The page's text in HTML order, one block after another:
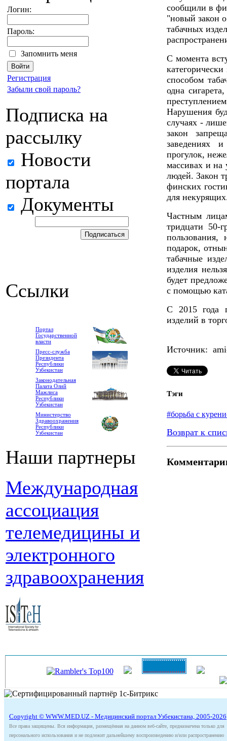
Логин:
Пароль:
Запомнить меня
Регистрация
Забыли свой пароль?
Подписка на
рассылку
Новости
портала
Документы
Ссылки
Портал
Государственной
власти
Пресс-служба
Президента
Республики
Узбекистан
Законодательная
Палата Олий
Мажлиса
Республики
Узбекистан
Министерство
Здравоохранения
Республики
Узбекистан
Наши партнеры
Международная
ассоциация
телемедицины и
электронного
здравоохранения
сообщили в
"новый закон
табачных
С момента
способом
одна
Нарушения
случаях -
закон
заведениях
прогулок,
массивах и
людей. Закон
финских
для
Частным
тридцати 50-
подарок,
табачные
изделия
будет
с помощью
С 2015 года
изделий в
Источник:
Тэги
#борьба с
Возврат к
Copyright © WWW.MED.UZ - Медицинский портал Узбекистана, 2005-2026
Все права защищены. Вся информация, размещённая на данном веб-сайте, предназначена только для
персонального использования и не подлежит дальнейшему воспроизведению и/или распространению